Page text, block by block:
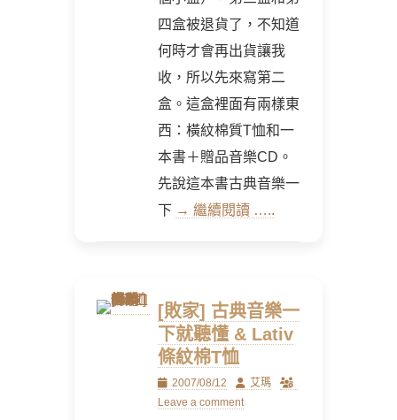
四盒被退貨了，不知道
何時才會再出貨讓我
收，所以先來寫第二
盒。這盒裡面有兩樣東
西：橫紋棉質T恤和一
本書＋贈品音樂CD。
先說這本書古典音樂一
下 → 繼續閱讀 …..
[敗家] 古典音樂一
下就聽懂 & Lativ
條紋棉T恤
Posted
on
2007/08/12 Author
艾瑪
Leave a comment